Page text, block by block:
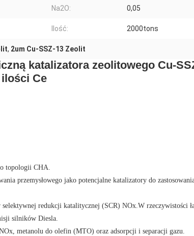
Na2O: 0,05
Ilość: 2000tons
, 2um Cu-SSZ-13 Zeolit
katalizatora zeolitowego Cu-
Ce
topologii CHA.
przemysłowego jako potencjalne katalizatory do
redukcji katalitycznej (SCR) NOx.W rzeczywistości
silników Diesla.
metanolu do olefin (MTO) oraz adsorpcji i separacji gazu.